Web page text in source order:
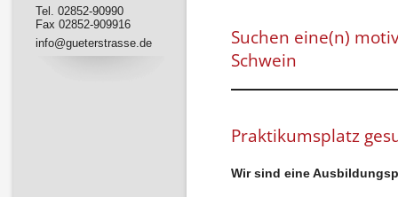
Tel. 02852-90990
Fax 02852-909916
info@gueterstrasse.de
Suchen eine(n)
Schwein
Praktikumsplatz
Wir sind eine